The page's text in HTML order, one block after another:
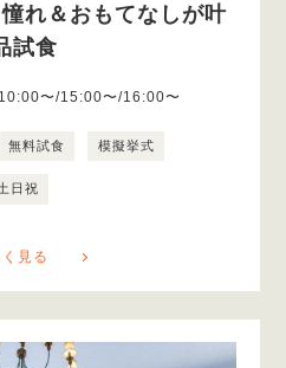
れ＆おもてなしが叶
試食
〜/15:00〜/16:00〜
無料試食 模擬挙式
日祝
見る